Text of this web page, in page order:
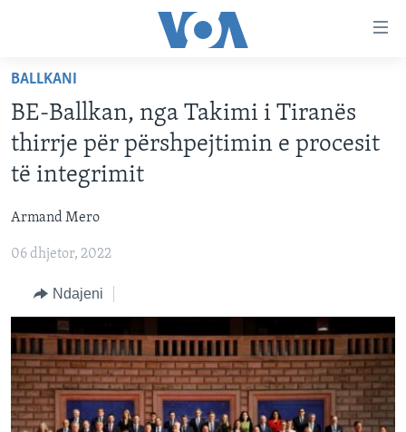
faqen
kryesore
Kalo
tek
faqja
Kalo
tek
kërkimi
FAQJA KRYESORE
KATEGORITË
AMERIKA
BOTA
MJEDISI
KULTURË
SHKENCË DHE TEKNOLOGJI
SHËNDETËSI
INTERVISTA
DITARI
Learning English
FOLLOW US
Gjuhët
BALLKANI
BE-Ballkan, nga Takimi i Tiranës
thirrje për përshpejtimin e procesit
të integrimit
Armand Mero
06 dhjetor, 2022
Ndajeni